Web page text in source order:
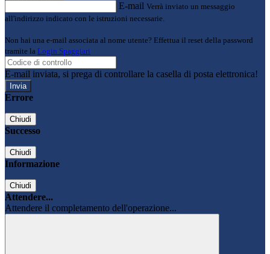
E-mail Verrà inviato un messaggio
all'indirizzo indicato con le istruzioni necessarie.
Non hai una e-mail associata al nome utente? Effettua il reset della password
tramite la Login Spaggiari
E-mail inviata, si prega di controllare la casella di posta elettronica!
Errore
Chiudi
Successo
Chiudi
Informazione
Chiudi
Attendere...
Attendere il completamento dell'operazione...